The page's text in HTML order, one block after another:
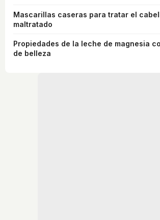
Mascarillas caseras para tratar el
maltratado
Propiedades de la leche de magnesia
de belleza